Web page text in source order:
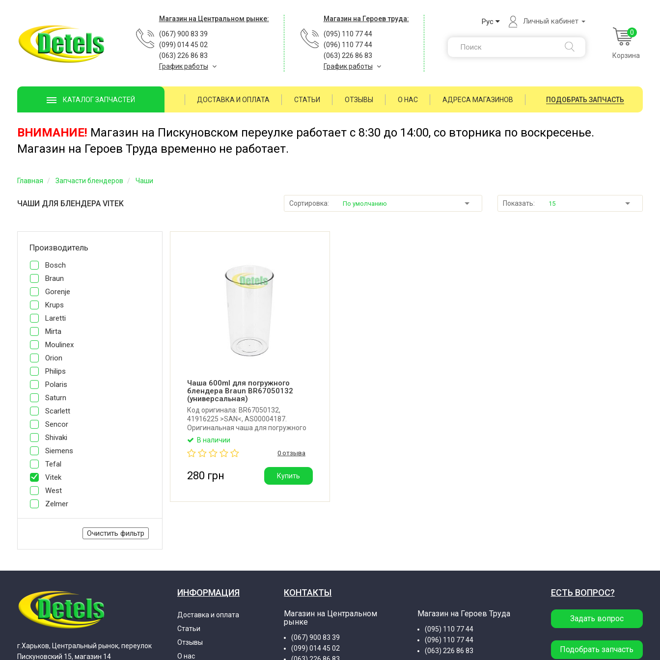
Магазин на Центральном рынке:
(067) 900 83 39
(099) 014 45 02
(063) 226 86 83
График работы
Магазин на Героев труда:
(095) 110 77 44
(096) 110 77 44
(063) 226 86 83
График работы
Рус Личный кабинет
0
Корзина
КАТАЛОГ ЗАПЧАСТЕЙ ДОСТАВКА И ОПЛАТА СТАТЬИ ОТЗЫВЫ О НАС АДРЕСА МАГАЗИНОВ ПОДОБРАТЬ ЗАПЧАСТЬ
ВНИМАНИЕ! Магазин на Пискуновском переулке работает с 8:30 до 14:00, со вторника по воскресенье.
Магазин на Героев Труда временно не работает.
Главная Запчасти блендеров Чаши
ЧАШИ ДЛЯ БЛЕНДЕРА VITEK Сортировка: По умолчанию Показать: 15
Производитель
Bosch
Braun
Gorenje
Krups
Laretti
Mirta
Moulinex
Orion
Philips
Polaris
Saturn
Scarlett
Sencor
Shivaki
Siemens
Tefal
Vitek
West
Zelmer
Очистить фильтр
Чаша 600ml для погружного
блендера Braun BR67050132
(универсальная)
Код оригинала: BR67050132,
41916225 >SAN<, AS00004187.
Оригинальная чаша для погружного
блендера Braun. На чаше нанесены
мерные отметки. Объем: 600ml / 20
fl.oz. Original Braun Spare Part. Также
с диаметром ножки не более 70 мм.
В наличии
0 отзыва
280 грн Купить
г.Харьков, Центральный рынок, переулок
Пискуновский 15, магазин 14
ИНФОРМАЦИЯ
Доставка и оплата
Статьи
Отзывы
О нас
КОНТАКТЫ
Магазин на Центральном
рынке
(067) 900 83 39
(099) 014 45 02
Магазин на Героев Труда
(095) 110 77 44
(096) 110 77 44
(063) 226 86 83
ЕСТЬ ВОПРОС?
Задать вопрос
Подобрать запчасть